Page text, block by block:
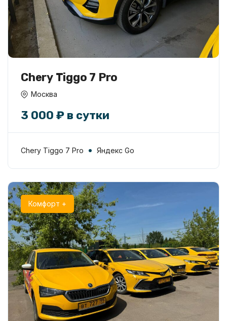
Chery Tiggo 7 Pro
Москва
3 000 ₽ в сутки
Chery Tiggo 7 Pro Яндекс Go
Комфорт +